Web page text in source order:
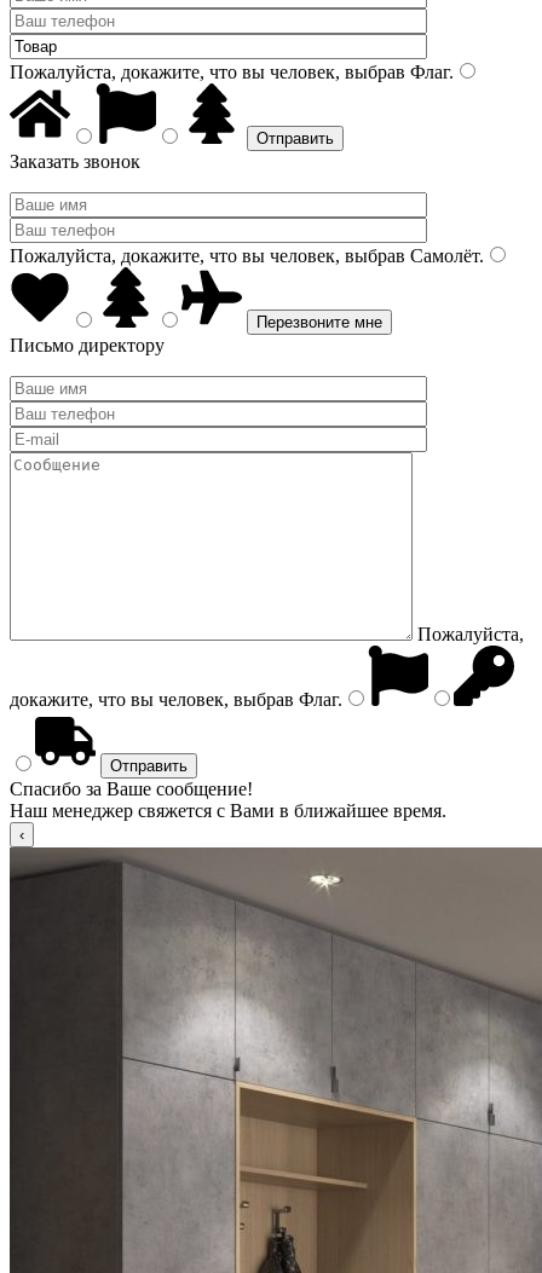
Пожалуйста, докажите, что вы человек, выбрав Флаг.
Заказать звонок
Пожалуйста, докажите, что вы человек, выбрав Самолёт.
Письмо директору
Пожалуйста,
докажите, что вы человек, выбрав Флаг.
Спасибо за Ваше сообщение!
Наш менеджер свяжется с Вами в ближайшее время.